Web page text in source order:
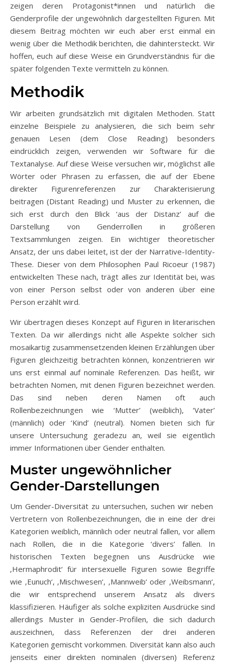
zeigen deren Protagonist*innen und natürlich die
Genderprofile der ungewöhnlich dargestellten Figuren. Mit
diesem Beitrag möchten wir euch aber erst einmal ein
wenig über die Methodik berichten, die dahintersteckt. Wir
hoffen, euch auf diese Weise ein Grundverständnis für die
später folgenden Texte vermitteln zu können.
Methodik
Wir arbeiten grundsätzlich mit digitalen Methoden. Statt
einzelne Beispiele zu analysieren, die sich beim sehr
genauen Lesen (dem Close Reading) besonders
eindrücklich zeigen, verwenden wir Software für die
Textanalyse. Auf diese Weise versuchen wir, möglichst alle
Wörter oder Phrasen zu erfassen, die auf der Ebene
direkter Figurenreferenzen zur Charakterisierung
beitragen (Distant Reading) und Muster zu erkennen, die
sich erst durch den Blick ‘aus der Distanz’ auf die
Darstellung von Genderrollen in größeren
Textsammlungen zeigen. Ein wichtiger theoretischer
Ansatz, der uns dabei leitet, ist der der Narrative-Identity-
These. Dieser von dem Philosophen Paul Ricoeur (1987)
entwickelten These nach, trägt alles zur Identität bei, was
von einer Person selbst oder von anderen über eine
Person erzählt wird.
Wir übertragen dieses Konzept auf Figuren in literarischen
Texten. Da wir allerdings nicht alle Aspekte solcher sich
mosaikartig zusammensetzenden kleinen Erzählungen über
Figuren gleichzeitig betrachten können, konzentrieren wir
uns erst einmal auf nominale Referenzen. Das heißt, wir
betrachten Nomen, mit denen Figuren bezeichnet werden.
Das sind neben deren Namen oft auch
Rollenbezeichnungen wie ‘Mutter’ (weiblich), ‘Vater’
(männlich) oder ‘Kind’ (neutral). Nomen bieten sich für
unsere Untersuchung geradezu an, weil sie eigentlich
immer Informationen über Gender enthalten.
Muster ungewöhnlicher
Gender-Darstellungen
Um Gender-Diversität zu untersuchen, suchen wir neben
Vertretern von Rollenbezeichnungen, die in eine der drei
Kategorien weiblich, männlich oder neutral fallen, vor allem
nach Rollen, die in die Kategorie ‘divers’ fallen. In
historischen Texten begegnen uns Ausdrücke wie
‚Hermaphrodit‘ für intersexuelle Figuren sowie Begriffe
wie ‚Eunuch‘, ‚Mischwesen‘, ‚Mannweib‘ oder ‚Weibsmann‘,
die wir entsprechend unserem Ansatz als divers
klassifizieren. Häufiger als solche expliziten Ausdrücke sind
allerdings Muster in Gender-Profilen, die sich dadurch
auszeichnen, dass Referenzen der drei anderen
Kategorien gemischt vorkommen. Diversität kann also auch
jenseits einer direkten nominalen (diversen) Referenz